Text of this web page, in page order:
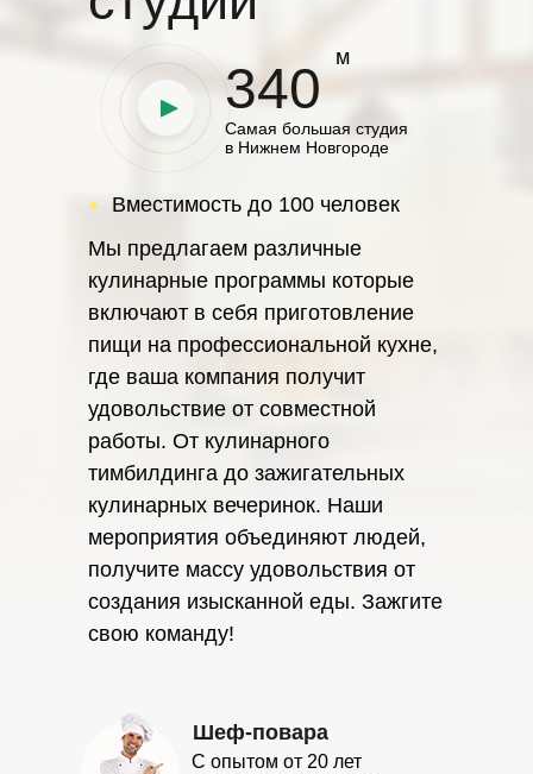
Вместимость до 100 человек
Мы предлагаем различные
кулинарные программы которые
включают в себя приготовление
пищи на профессиональной кухне,
где ваша компания получит
удовольствие от совместной
работы. От кулинарного
тимбилдинга до зажигательных
кулинарных вечеринок. Наши
мероприятия объединяют людей,
получите массу удовольствия от
создания изысканной еды. Зажгите
свою команду!
340
Самая большая студия
в Нижнем Новгороде
м
С опытом от 20 лет
Шеф-повара